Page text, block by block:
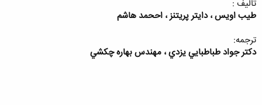
تاليف :
طيب اويس ، دايتر پريتنز ، اححمد هاشم
ترجمه:
دكتر جواد طباطبايي يزدي ، مهندس بهاره چكشي